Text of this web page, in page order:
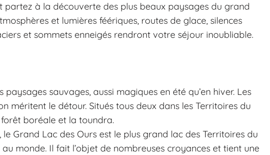
partez à la découverte des plus beaux paysages du grand
et lumières féériques, routes de glace, silences
et sommets enneigés rendront votre séjour inoubliable.
sauvages, aussi magiques en été qu’en hiver. Les
méritent le détour. Situés tous deux dans les Territoires du
boréale et la toundra.
le Grand Lac des Ours est le plus grand lac des Territoires du
monde. Il fait l’objet de nombreuses croyances et tient une